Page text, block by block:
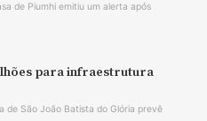
de Piumhi emitiu um alerta após
para infraestrutura
de São João Batista do Glória prevê